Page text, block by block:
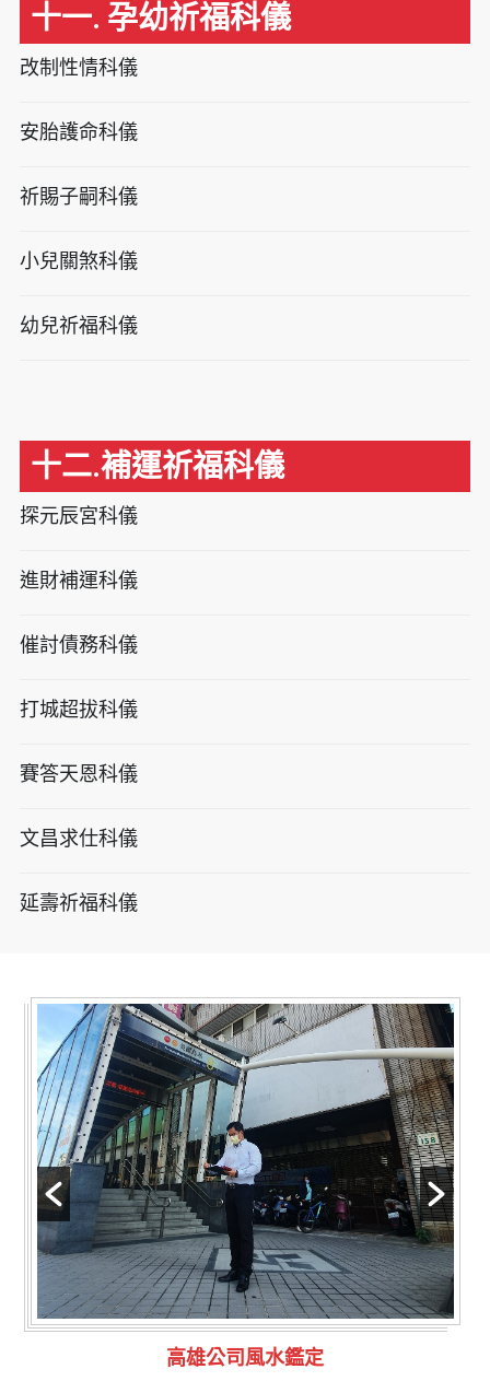
十一. 孕幼祈福科儀
改制性情科儀
安胎護命科儀
祈賜子嗣科儀
小兒關煞科儀
幼兒祈福科儀
十二.補運祈福科儀
探元辰宮科儀
進財補運科儀
催討債務科儀
打城超拔科儀
賽答天恩科儀
文昌求仕科儀
延壽祈福科儀
林氏福主量子生基造命